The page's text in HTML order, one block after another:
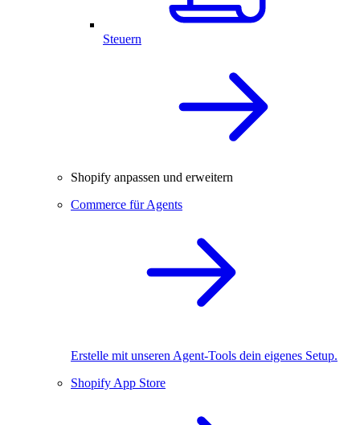
Steuern
Shopify anpassen und erweitern
Commerce für Agents
Erstelle mit unseren Agent-Tools dein eigenes Setup.
Shopify App Store